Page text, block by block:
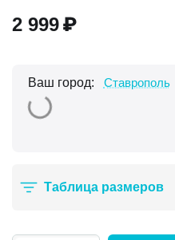
2 999₽
Ваш город: Ставрополь
Таблица размеров